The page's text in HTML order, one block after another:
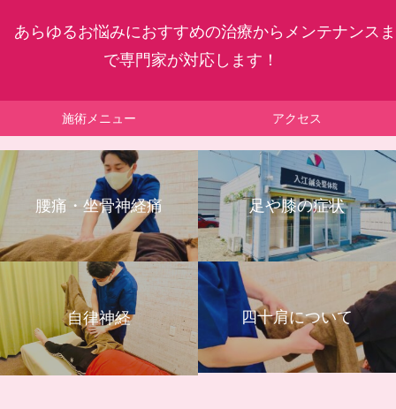
あらゆるお悩みにおすすめの治療からメンテナンスま
で専門家が対応します！
施術メニュー アクセス
腰痛・坐骨神経痛 足や膝の症状
自律神経 四十肩について